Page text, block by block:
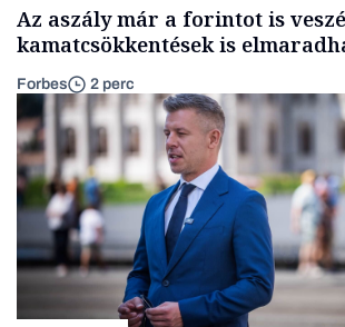
Az aszály már a forintot is
kamatcsökkentések is
Forbes 2 perc